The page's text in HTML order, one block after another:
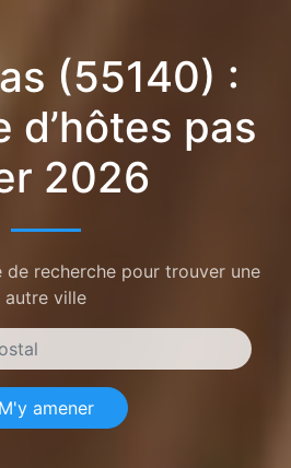
(55140) :
d’hôtes pas
2026
recherche pour trouver une
autre ville
M'y amener